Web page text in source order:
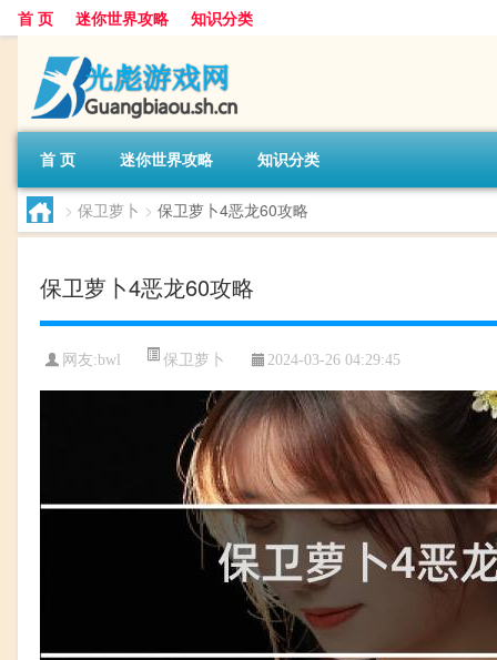
首 页 迷你世界攻略 知识分类
首 页 迷你世界攻略 知识分类
> 保卫萝卜 > 保卫萝卜4恶龙60攻略
保卫萝卜4恶龙60攻略
网友:bwl 保卫萝卜 2024-03-26 04:29:45